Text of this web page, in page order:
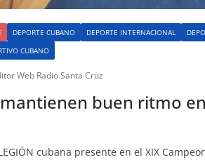
DEPORTE CUBANO DEPORTE INTERNACIONAL
CUBANO
Web Radio Santa Cruz
buen ritmo
cubana presente en el XIX